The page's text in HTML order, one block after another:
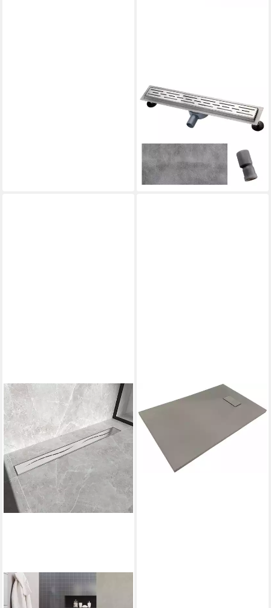
Duschrinne 360° Schlitz
Duschrinne Edelstahl
Bodenablauf Duschablauf
ab 44,99 € UVP 52,99 €
-15%
lieferbar - in 6-7 Werktagen bei dir
SANOTECHNIK
Duschwanne SMC
Brausetasse, rechteckig, LxB:
100x80cm; schneidbar
129,99 €
lieferbar - in 6-8 Werktagen bei dir